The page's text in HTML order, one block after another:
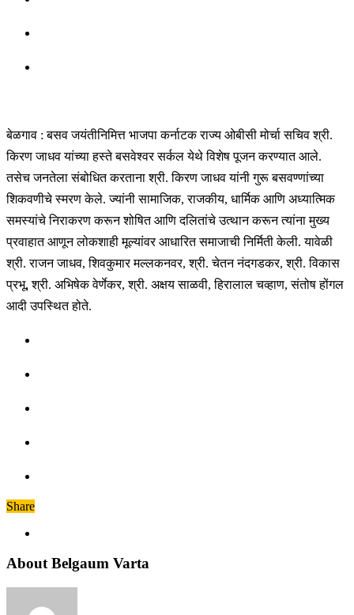
बेळगाव : बसव जयंतीनिमित्त भाजपा कर्नाटक राज्य ओबीसी मोर्चा सचिव श्री.
किरण जाधव यांच्या हस्ते बसवेश्वर सर्कल येथे विशेष पूजन करण्यात आले.
तसेच जनतेला संबोधित करताना श्री. किरण जाधव यांनी गुरू बसवण्णांच्या
शिकवणीचे स्मरण केले. ज्यांनी सामाजिक, राजकीय, धार्मिक आणि अध्यात्मिक
समस्यांचे निराकरण करून शोषित आणि दलितांचे उत्थान करून त्यांना मुख्य
प्रवाहात आणून लोकशाही मूल्यांवर आधारित समाजाची निर्मिती केली. यावेळी
श्री. राजन जाधव, शिवकुमार मल्लकनवर, श्री. चेतन नंदगडकर, श्री. विकास
प्रभू, श्री. अभिषेक वेर्णेकर, श्री. अक्षय साळवी, हिरालाल चव्हाण, संतोष होंगल
आदी उपस्थित होते.
Share
About Belgaum Varta